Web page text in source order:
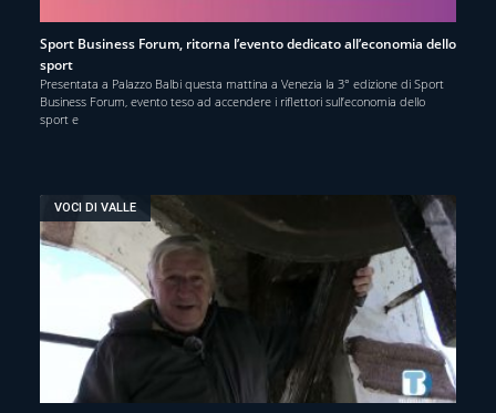
Sport Business Forum, ritorna l’evento dedicato all’economia dello
sport
Presentata a Palazzo Balbi questa mattina a Venezia la 3° edizione di Sport
Business Forum, evento teso ad accendere i riflettori sull’economia dello
sport e
VOCI DI VALLE